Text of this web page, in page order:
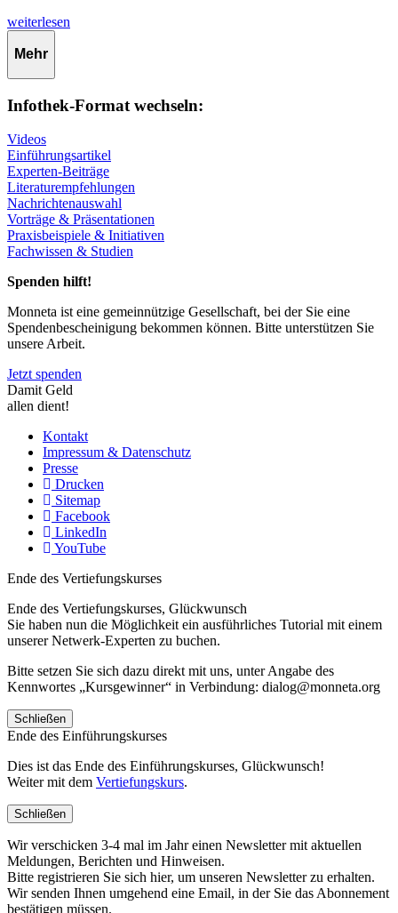
weiterlesen
Mehr
Infothek-Format wechseln:
Videos
Einführungsartikel
Experten-Beiträge
Literaturempfehlungen
Nachrichtenauswahl
Vorträge & Präsentationen
Praxisbeispiele & Initiativen
Fachwissen & Studien
Spenden hilft!
Monneta ist eine gemeinnützige Gesellschaft, bei der Sie eine
Spendenbescheinigung bekommen können. Bitte unterstützen Sie
unsere Arbeit.
Jetzt spenden
Damit Geld
allen dient!
Kontakt
Impressum & Datenschutz
Presse
Drucken
Sitemap
Facebook
LinkedIn
YouTube
Ende des Vertiefungskurses
Ende des Vertiefungskurses, Glückwunsch
Sie haben nun die Möglichkeit ein ausführliches Tutorial mit einem
unserer Netwerk-Experten zu buchen.
Bitte setzen Sie sich dazu direkt mit uns, unter Angabe des
Kennwortes „Kursgewinner“ in Verbindung: dialog@monneta.org
Schließen
Ende des Einführungskurses
Dies ist das Ende des Einführungskurses, Glückwunsch!
Weiter mit dem Vertiefungskurs.
Schließen
Wir verschicken 3-4 mal im Jahr einen Newsletter mit aktuellen
Meldungen, Berichten und Hinweisen.
Bitte registrieren Sie sich hier, um unseren Newsletter zu erhalten.
Wir senden Ihnen umgehend eine Email, in der Sie das Abonnement
bestätigen müssen.